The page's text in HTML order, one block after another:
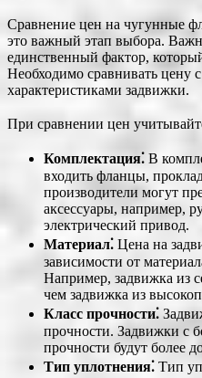
Сравнение цен на чугунные
это важный этап выбора.
единственный фактор,
Необходимо сравнивать цену
характеристиками задвижки.
При сравнении цен
Комплектация⁚ В
входить фланцы,
производители могут
аксессуары, например,
электрический привод.
Материал⁚ Цена на
зависимости от
Например, задвижка из
чем задвижка из
Класс прочности⁚
прочности. Задвижки с
прочности будут более
Тип уплотнения⁚ Тип